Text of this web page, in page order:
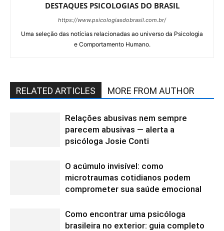
DESTAQUES PSICOLOGIAS DO BRASIL
https://www.psicologiasdobrasil.com.br/
Uma seleção das notícias relacionadas ao universo da Psicologia
e Comportamento Humano.
RELATED ARTICLES MORE FROM AUTHOR
Relações abusivas nem sempre
parecem abusivas — alerta a
psicóloga Josie Conti
O acúmulo invisível: como
microtraumas cotidianos podem
comprometer sua saúde emocional
Como encontrar uma psicóloga
brasileira no exterior: guia completo